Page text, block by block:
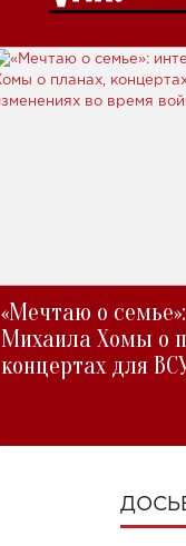
«Мечтаю о
Михаила Хомы о
концертах для